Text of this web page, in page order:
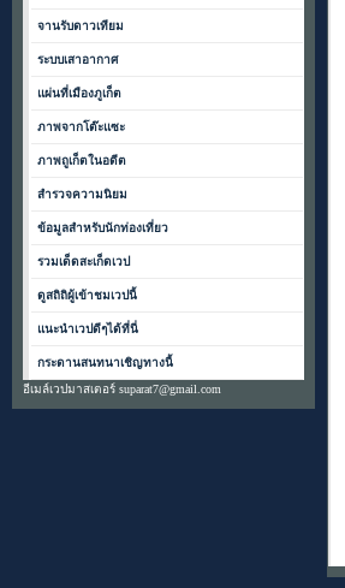
จานรับดาวเทียม
ระบบเสาอากาศ
แผ่นที่เมืองภูเก็ต
ภาพจากโต๊ะแซะ
ภาพถูเก็ตในอดีต
สำรวจความนิยม
ข้อมูลสำหรับนักท่องเที่ยว
รวมเด็ดสะเก็ดเวป
ดูสถิถิผู้เข้าชมเวปนี้
แนะนำเวปดีๆได้ที่นี่
กระดานสนทนาเชิญทางนี้
อีเมล์เวปมาสเตอร์ suparat7@gmail.com